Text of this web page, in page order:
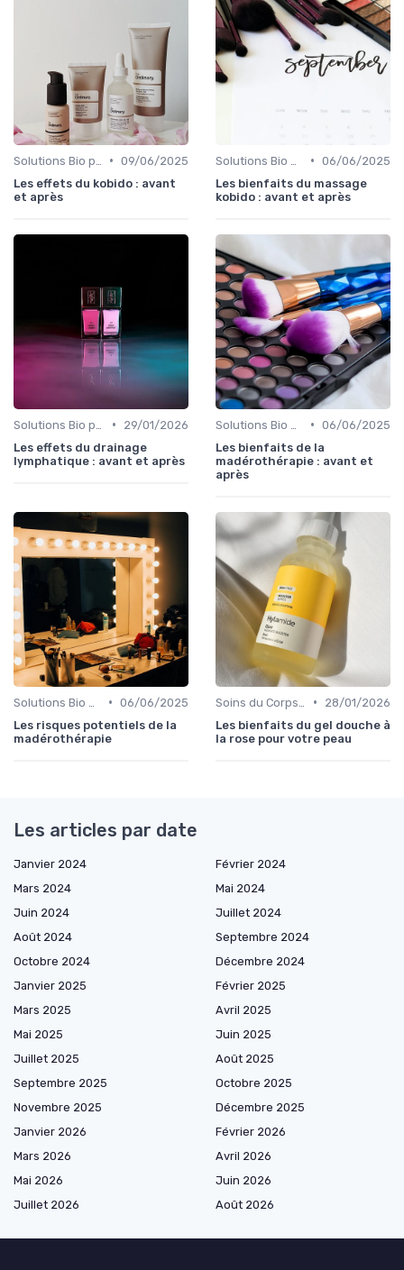
• 09/06/2025
Les effets du kobido : avant
et après
• 06/06/2025
Les bienfaits du massage
kobido : avant et après
•
29/01/2026
Les effets du drainage
lymphatique : avant et après
• 06/06/2025
Les bienfaits de la
madérothérapie : avant et
après
• 06/06/2025
Les risques potentiels de la
madérothérapie
•
28/01/2026
Les bienfaits du gel douche à
la rose pour votre peau
Les articles par date
Janvier 2024
Février 2024
Mars 2024
Mai 2024
Juin 2024
Juillet 2024
Août 2024
Septembre 2024
Octobre 2024
Décembre 2024
Janvier 2025
Février 2025
Mars 2025
Avril 2025
Mai 2025
Juin 2025
Juillet 2025
Août 2025
Septembre 2025
Octobre 2025
Novembre 2025
Décembre 2025
Janvier 2026
Février 2026
Mars 2026
Avril 2026
Mai 2026
Juin 2026
Juillet 2026
Août 2026